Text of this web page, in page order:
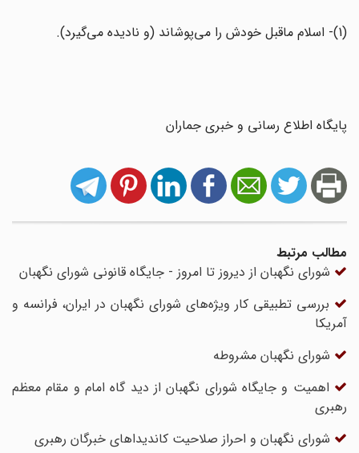
پایگاه اطلاع رسانی و خبری جماران
مطالب مرتبط
شورای نگهبان از دیروز تا امروز - جایگاه قانونی شورای نگهبان
بررسی تطبیقی کار ویژه‌های شورای نگهبان در ایران، فرانسه و
آمریکا
شورای نگهبان مشروطه
اهمیت و جایگاه شورای نگهبان از دید گاه امام و مقام معظم
رهبری
شوراى نگهبان و احراز صلاحیت کاندیداهاى خبرگان رهبری